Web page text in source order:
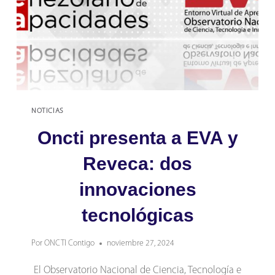
NOTICIAS
Oncti presenta a EVA y
Reveca: dos
innovaciones
tecnológicas
Por ONCTI Contigo noviembre 27, 2024
El Observatorio Nacional de Ciencia, Tecnología e